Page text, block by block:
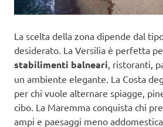
La scelta della zona dipende dal
desiderato. La Versilia è perfetta
stabilimenti balneari, ristoranti,
un ambiente elegante. La Costa
per chi vuole alternare spiagge,
cibo. La Maremma conquista chi
ampi e paesaggi meno